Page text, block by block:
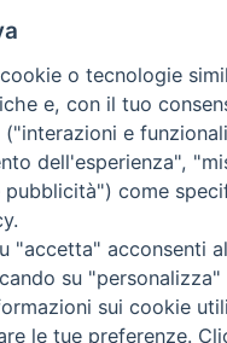
e Amministrazione:
è aperto tutti i giorni da
ore 9.30 alle ore
o tecnologie
e, con il tuo
e
dell'esperienza",
come
"accetta" acconsenti
su "personalizza"
sui cookie
le tue preferenze.